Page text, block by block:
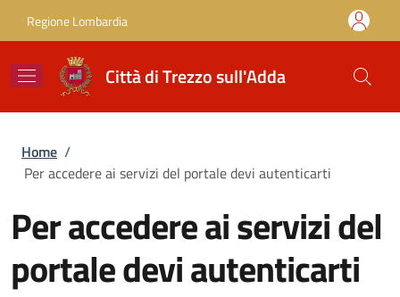
Regione Lombardia
Città di Trezzo sull'Adda
Briciole di pane
Home /
Per accedere ai servizi del portale devi autenticarti
Per accedere ai servizi del
portale devi autenticarti